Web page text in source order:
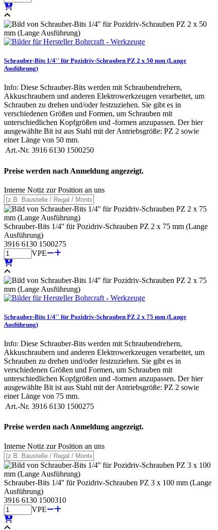
Schrauber-Bits 1/4'' für Pozidriv-Schrauben PZ 2 x 50 mm (Lange
Ausführung)
Info: Diese Schrauber-Bits werden mit Schraubendrehern,
Akkuschraubern und anderen Elektrowerkzeugen verarbeitet, um
Schrauben zu drehen und/oder festzuziehen. Sie gibt es in
verschiedenen Größen und Formen, um Schrauben mit
unterschiedlichen Kopfgrößen und -formen anzupassen. Der hier
ausgewählte Bit ist aus Stahl mit der Antriebsgröße: PZ 2 sowie
einer Länge von 50 mm.
Art.-Nr. 3916 6130 1500250
Preise werden nach Anmeldung angezeigt.
Interne Notiz zur Position an uns
Schrauber-Bits 1/4'' für Pozidriv-Schrauben PZ 2 x 75 mm (Lange
Ausführung)
3916 6130 1500275
VPE
Schrauber-Bits 1/4'' für Pozidriv-Schrauben PZ 2 x 75 mm (Lange
Ausführung)
Info: Diese Schrauber-Bits werden mit Schraubendrehern,
Akkuschraubern und anderen Elektrowerkzeugen verarbeitet, um
Schrauben zu drehen und/oder festzuziehen. Sie gibt es in
verschiedenen Größen und Formen, um Schrauben mit
unterschiedlichen Kopfgrößen und -formen anzupassen. Der hier
ausgewählte Bit ist aus Stahl mit der Antriebsgröße: PZ 2 sowie
einer Länge von 75 mm.
Art.-Nr. 3916 6130 1500275
Preise werden nach Anmeldung angezeigt.
Interne Notiz zur Position an uns
Schrauber-Bits 1/4'' für Pozidriv-Schrauben PZ 3 x 100 mm (Lange
Ausführung)
3916 6130 1500310
VPE